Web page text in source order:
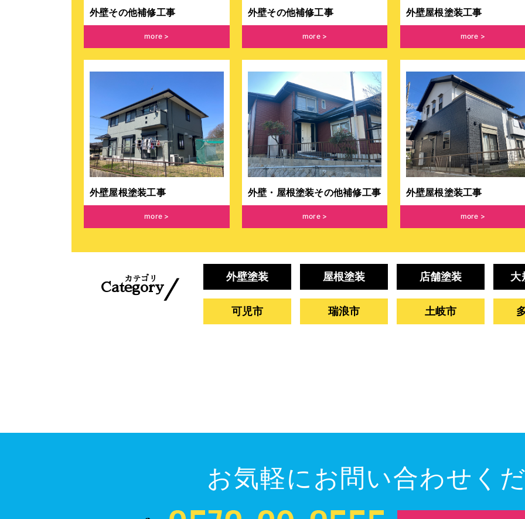
外壁その他補修工事
more
外壁その他補修工事
more
外壁屋根塗装工事
more
外壁屋根塗装工事
more
外壁・屋根塗装その他補修工事
more
外壁屋根塗装工事
more
カテゴリ
Category／
外壁塗装 屋根塗装 店舗塗装 大
可児市 瑞浪市 土岐市
お気軽にお問い合わせく